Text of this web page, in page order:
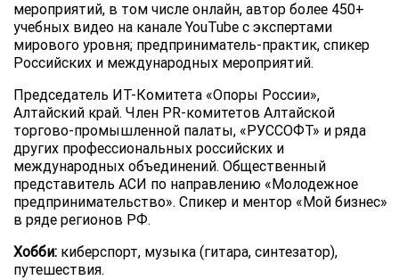
мероприятий, в том числе онлайн, автор более 450+
учебных видео на канале YouTube с экспертами
мирового уровня; предприниматель-практик, спикер
Российских и международных мероприятий.
Председатель ИТ-Комитета «Опоры России»,
Алтайский край. Член PR-комитетов Алтайской
торгово-промышленной палаты, «РУССОФТ» и ряда
других профессиональных российских и
международных объединений. Общественный
представитель АСИ по направлению «Молодежное
предпринимательство». Спикер и ментор «Мой бизнес»
в ряде регионов РФ.
Хобби: киберспорт, музыка (гитара, синтезатор),
путешествия.